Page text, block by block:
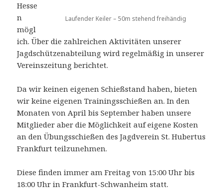
Laufender Keiler – 50m stehend freihändig
Hesse
n
mögl
ich. Über die zahlreichen Aktivitäten unserer
Jagdschützenabteilung wird regelmäßig in unserer
Vereinszeitung berichtet.
Da wir keinen eigenen Schießstand haben, bieten
wir keine eigenen Trainingsschießen an. In den
Monaten von April bis September haben unsere
Mitglieder aber die Möglichkeit auf eigene Kosten
an den Übungsschießen des Jagdverein St. Hubertus
Frankfurt teilzunehmen.
Diese finden immer am Freitag von 15:00 Uhr bis
18:00 Uhr in Frankfurt-Schwanheim statt.